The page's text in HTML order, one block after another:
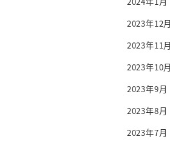
2023年12月
2023年11月
2023年10月
2023年9月
2023年8月
2023年7月